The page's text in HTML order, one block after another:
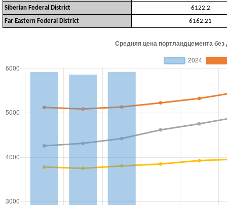
Siberian Federal District
6122.2
Far Eastern Federal District
6162.21